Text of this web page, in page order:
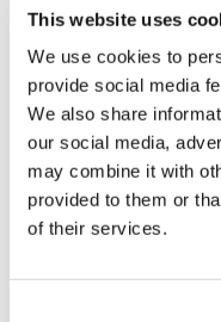
This website uses
We use cookies to
provide social media
We also share
our social media,
may combine it with
provided to them or
of their services.
K-FLEX
K-FLEX PE